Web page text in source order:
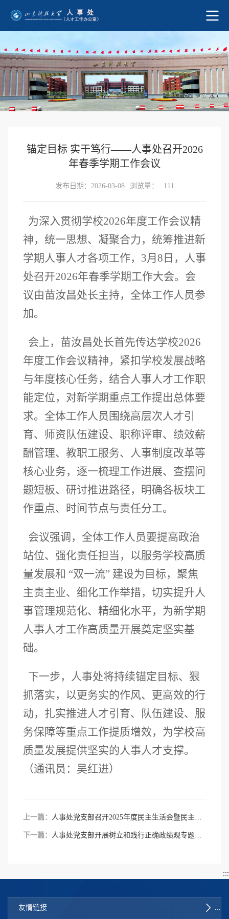
锚定目标 实干笃行——人事处召开2026
年春季学期工作会议
发布日期：2026-03-08 浏览量： 111
为深入贯彻学校2026年度工作会议精
神，统一思想、凝聚合力，统筹推进新
学期人事人才各项工作，3月8日，人事
处召开2026年春季学期工作大会。会
议由苗汝昌处长主持，全体工作人员参
加。
会上，苗汝昌处长首先传达学校2026
年度工作会议精神，紧扣学校发展战略
与年度核心任务，结合人事人才工作职
能定位，对新学期重点工作提出总体要
求。全体工作人员围绕高层次人才引
育、师资队伍建设、职称评审、绩效薪
酬管理、教职工服务、人事制度改革等
核心业务，逐一梳理工作进展、查摆问
题短板、研讨推进路径，明确各板块工
作重点、时间节点与责任分工。
会议强调，全体工作人员要提高政治
站位、强化责任担当，以服务学校高质
量发展和 “双一流” 建设为目标，聚焦
主责主业、细化工作举措，切实提升人
事管理规范化、精细化水平，为新学期
人事人才工作高质量开展奠定坚实基
础。
下一步，人事处将持续锚定目标、狠
抓落实，以更务实的作风、更高效的行
动，扎实推进人才引育、队伍建设、服
务保障等重点工作提质增效，为学校高
质量发展提供坚实的人事人才支撑。
（通讯员：吴红进）
上一篇： 人事处党支部召开2025年度民主生活会暨民主评议党员大会
下一篇： 人事处党支部开展树立和践行正确政绩观专题学习活动
友情链接